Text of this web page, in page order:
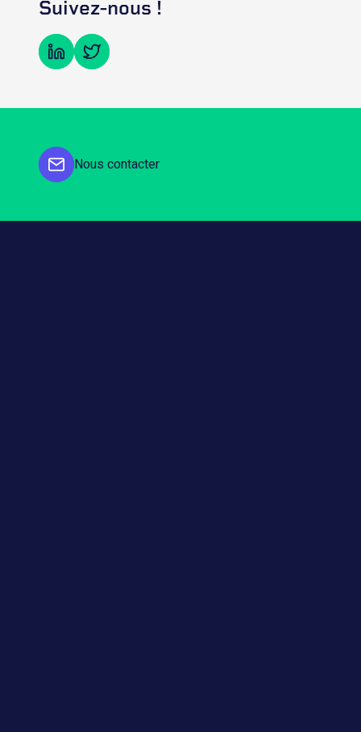
Suivez-nous !
Nous contacter